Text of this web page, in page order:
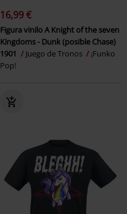
16,99 €
Figura vinilo A Knight of the seven
Kingdoms - Dunk (posible Chase)
1901
Juego de Tronos
¡Funko
Pop!